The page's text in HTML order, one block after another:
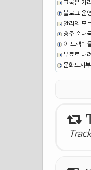
크롬은 가
블로그 운
알리의 모
충주 순대
이 트랙백
무료로 내
문화도시